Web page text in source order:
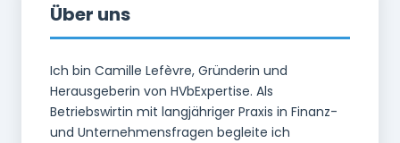
Über uns
Ich bin Camille Lefèvre, Gründerin und
Herausgeberin von HVbExpertise. Als
Betriebswirtin mit langjähriger Praxis in Finanz-
und Unternehmensfragen begleite ich